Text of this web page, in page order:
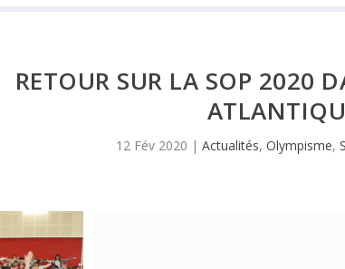
RETOUR SUR LA SOP 2020
12 Fév 2020 | Actualités, Olympisme,